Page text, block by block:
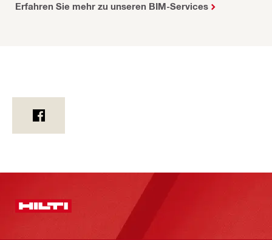
Erfahren Sie mehr zu unseren BIM-Services